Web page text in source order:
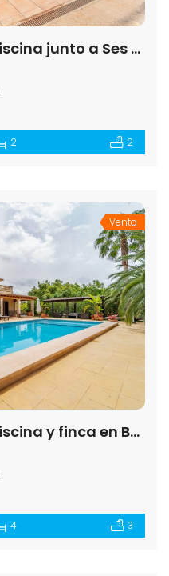
Casa de campo con piscina junto a Ses Salines — 226 m², solar, pozo, garaje +40 m²
2 2
Venta
Casa de campo con piscina y finca en Bunyola, Mallorca
4 3